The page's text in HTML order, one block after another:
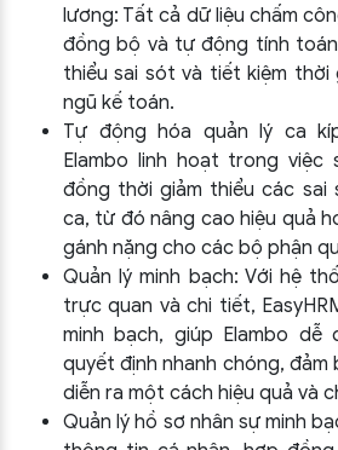
lương: Tất cả dữ liệu chấm
đồng bộ và tự động tính
thiểu sai sót và tiết kiệm thời
ngũ kế toán.
Tự động hóa quản lý ca
Elambo linh hoạt trong việc
đồng thời giảm thiểu các
ca, từ đó nâng cao hiệu quả
gánh nặng cho các bộ phận
Quản lý minh bạch: Với hệ
trực quan và chi tiết,
minh bạch, giúp Elambo
quyết định nhanh chóng, đảm
diễn ra một cách hiệu quả và
Quản lý hồ sơ nhân sự minh